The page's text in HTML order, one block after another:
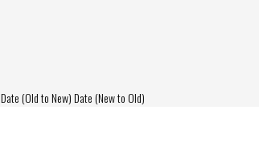
Date (Old to New)Date (New to Old)